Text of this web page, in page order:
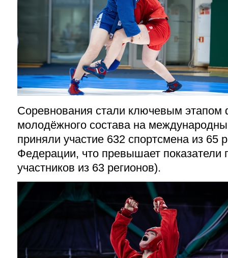
Соревнования стали ключевым этапом
молодёжного состава на
приняли участие 632 спортсмена из 65
Федерации, что превышает показатели
участников из 63 регионов).